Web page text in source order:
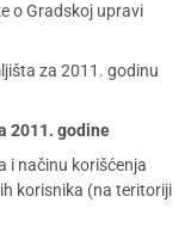
o Gradskoj upravi
za 2011. godinu
2011. godine
i načinu korišćenja
korisnika (na teritoriji